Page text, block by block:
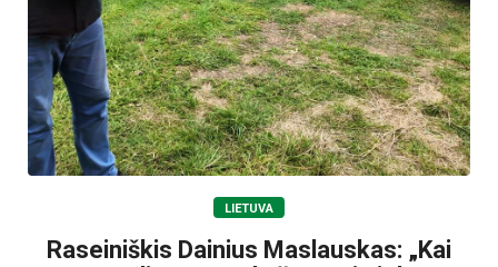
LIETUVA
Raseiniškis Dainius Maslauskas: „Kai